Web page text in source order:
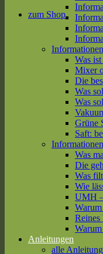
zum Shop
Was
Mixer
Die
Was
Was
Grüne
Saft:
Was
Die
Was
Wie
UMH
Reines
Anleitungen
alle